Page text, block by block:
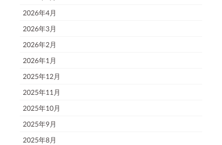
2026年4月
2026年3月
2026年2月
2026年1月
2025年12月
2025年11月
2025年10月
2025年9月
2025年8月